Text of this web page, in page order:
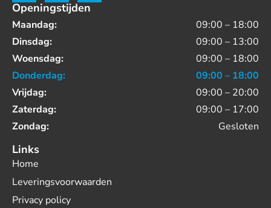
Openingstijden
Maandag:
09:00 – 18:00
Dinsdag:
09:00 – 13:00
Woensdag:
09:00 – 18:00
Donderdag:
09:00 – 18:00
Vrijdag:
09:00 – 20:00
Zaterdag:
09:00 – 17:00
Zondag:
Gesloten
Links
Home
Leveringsvoorwaarden
Privacy policy